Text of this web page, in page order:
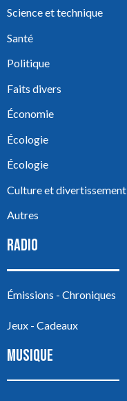
Science et technique
Santé
Politique
Faits divers
Économie
Écologie
Écologie
Culture et divertissement
Autres
RADIO
Émissions - Chroniques
Jeux - Cadeaux
MUSIQUE